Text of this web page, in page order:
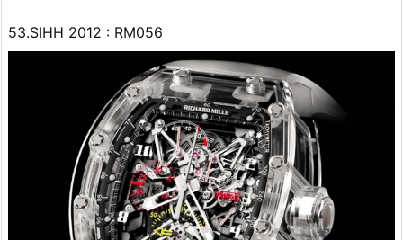
53.SIHH 2012 : RM056